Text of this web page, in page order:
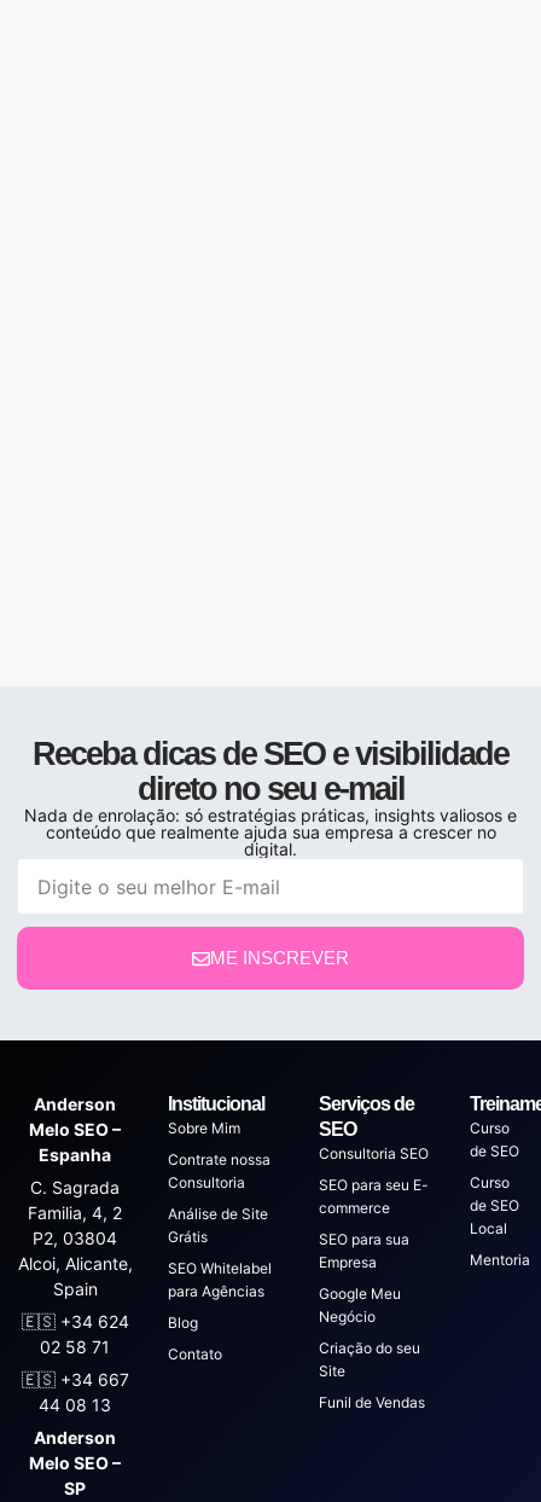
Receba dicas de SEO e visibilidade
direto no seu e-mail
Nada de enrolação: só estratégias práticas, insights valiosos e
conteúdo que realmente ajuda sua empresa a crescer no
digital.
ME INSCREVER
Anderson
Melo SEO –
Espanha
C. Sagrada
Familia, 4, 2
P2, 03804
Alcoi, Alicante,
Spain
🇪🇸 +34 624
02 58 71
🇪🇸 +34 667
44 08 13
Anderson
Melo SEO –
SP
Institucional
Sobre Mim
Contrate nossa
Consultoria
Análise de Site
Grátis
SEO Whitelabel
para Agências
Blog
Contato
Serviços de
SEO
Consultoria SEO
SEO para seu E-
commerce
SEO para sua
Empresa
Google Meu
Negócio
Criação do seu
Site
Funil de Vendas
Curso
de SEO
Curso
de SEO
Local
Mentoria